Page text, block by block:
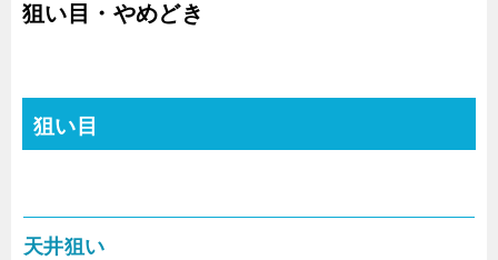
狙い目・やめどき
狙い目
天井狙い